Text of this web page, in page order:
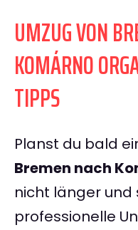
UMZUG VON
KOMÁRNO
TIPPS
Planst du bald
Bremen nach
nicht länger und
professionelle